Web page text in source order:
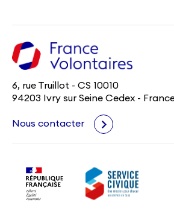
6, rue Truillot - CS 10010
94203 Ivry sur Seine Cedex -
Nous contacter